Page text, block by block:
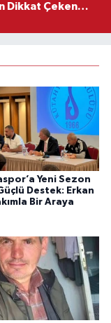
Dikkat Çeken
Yeni Sezon
Destek: Erkan
Bir Araya